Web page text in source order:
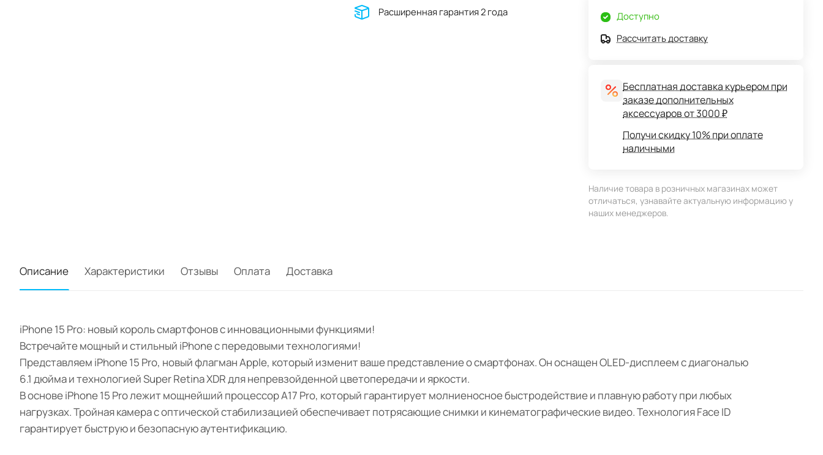
Расширенная гарантия 2 года
Доступно
Рассчитать доставку
Бесплатная доставка курьером при
заказе дополнительных
аксессуаров от 3000 ₽
Получи скидку 10% при оплате
наличными
Наличие товара в розничных магазинах может
отличаться, узнавайте актуальную информацию у
наших менеджеров.
Описание Характеристики Отзывы Оплата Доставка
iPhone 15 Pro: новый король смартфонов с инновационными функциями!
Встречайте мощный и стильный iPhone с передовыми технологиями!
Представляем iPhone 15 Pro, новый флагман Apple, который изменит ваше представление о смартфонах. Он оснащен OLED-дисплеем с диагональю
6.1 дюйма и технологией Super Retina XDR для непревзойденной цветопередачи и яркости.
В основе iPhone 15 Pro лежит мощнейший процессор A17 Pro, который гарантирует молниеносное быстродействие и плавную работу при любых
нагрузках. Тройная камера с оптической стабилизацией обеспечивает потрясающие снимки и кинематографические видео. Технология Face ID
гарантирует быструю и безопасную аутентификацию.